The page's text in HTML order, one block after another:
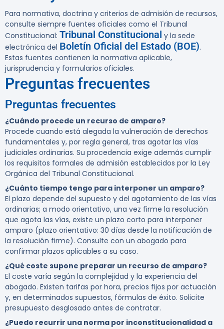
Para normativa, doctrina y criterios de admisión de recursos,
consulte siempre fuentes oficiales como el Tribunal
Constitucional: Tribunal Constitucional y la sede
electrónica del Boletín Oficial del Estado (BOE).
Estas fuentes contienen la normativa aplicable,
jurisprudencia y formularios oficiales.
Preguntas frecuentes
Preguntas frecuentes
¿Cuándo procede un recurso de amparo?
Procede cuando está alegada la vulneración de derechos
fundamentales y, por regla general, tras agotar las vías
judiciales ordinarias. Su procedencia exige además cumplir
los requisitos formales de admisión establecidos por la Ley
Orgánica del Tribunal Constitucional.
¿Cuánto tiempo tengo para interponer un amparo?
El plazo depende del supuesto y del agotamiento de las vías
ordinarias; a modo orientativo, una vez firme la resolución
que agota las vías, existe un plazo corto para interponer
amparo (plazo orientativo: 30 días desde la notificación de
la resolución firme). Consulte con un abogado para
confirmar plazos aplicables a su caso.
¿Qué coste supone preparar un recurso de amparo?
El coste varía según la complejidad y la experiencia del
abogado. Existen tarifas por hora, precios fijos por actuación
y, en determinados supuestos, fórmulas de éxito. Solicite
presupuesto desglosado antes de contratar.
¿Puedo recurrir una norma por inconstitucionalidad a